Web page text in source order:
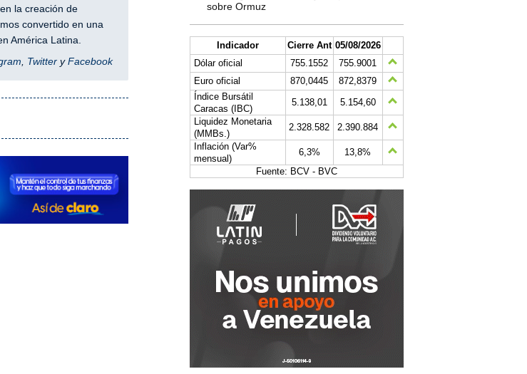
la creación de
convertido en una
América Latina.
, TwitteryFacebook
sobre Ormuz
Indicador Cierre Ant 05/08/2026
Dólar oficial
755.1552
755.9001
Euro oficial
870,0445
872,8379
Índice Bursátil
Caracas (IBC)
5.138,01
5.154,60
Liquidez Monetaria
(MMBs.)
2.328.582
2.390.884
Inflación (Var%
mensual)
6,3%
13,8%
Fuente: BCV - BVC